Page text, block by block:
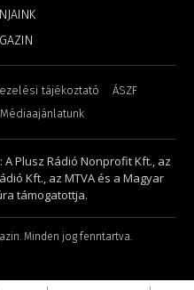
tájékoztató
ÁSZF
Médiaajánlatunk
Plusz Rádió Nonprofit Kft., az
Kft., az MTVA és a Magyar
támogatottja.
Minden jog fenntartva.